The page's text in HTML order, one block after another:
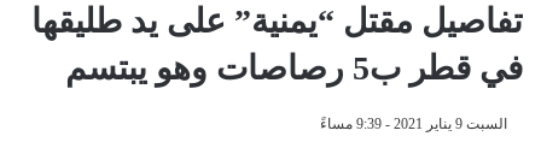
تفاصيل مقتل “يمنية” على يد طليقها
في قطر ب5 رصاصات وهو يبتسم
السبت 9 يناير 2021 - 9:39 مساءً